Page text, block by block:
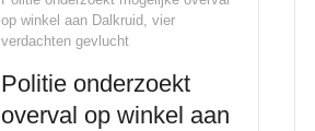
op winkel aan Dalkruid, vier
verdachten gevlucht
Politie onderzoekt
overval op winkel aan